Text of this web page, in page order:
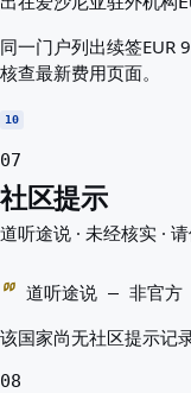
同一门户列出续签EUR
核查最新费用页面。
10
07
社区提示
道听途说 · 未经核实 ·
道听途说 — 非官方
该国家尚无社区提示记录
08